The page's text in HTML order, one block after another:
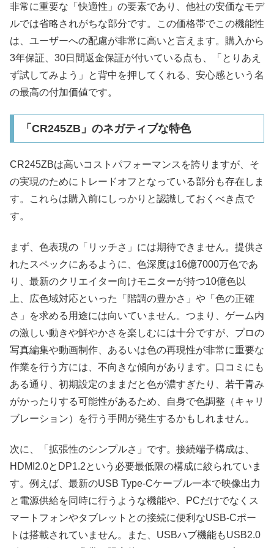
非常に重要な「快適性」の要素であり、他社の安価なモデ
ルでは省略されがちな部分です。この価格帯でこの機能性
は、ユーザーへの配慮が非常に高いと言えます。購入から
3年保証、30日間返金保証が付いている点も、「とりあえ
ず試してみよう」と背中を押してくれる、安心感という名
の最高の付加価値です。
「CR245ZB」のネガティブな特色
CR245ZBは高いコストパフォーマンスを誇りますが、そ
の実現のためにトレードオフとなっている部分も存在しま
す。これらは購入前にしっかりと認識しておくべき点で
す。
まず、色表現の「リッチさ」には期待できません。提供さ
れたスペックにあるように、色深度は16億7000万色であ
り、最新のクリエイター向けモニターが持つ10億色以
上、広色域対応といった「階調の豊かさ」や「色の正確
さ」を求める用途には向いていません。つまり、ゲーム内
の激しい動きや鮮やかさを楽しむには十分ですが、プロの
写真編集や動画制作、あるいは色の再現性が非常に重要な
作業を行う方には、不向きな傾向があります。口コミにも
ある通り、初期設定のままだと色が濃すぎたり、若干青み
がかったりする可能性があるため、自身で色調整（キャリ
ブレーション）を行う手間が発生するかもしれません。
次に、「拡張性のシンプルさ」です。接続端子構成は、
HDMI2.0とDP1.2という必要最低限の構成に絞られていま
す。例えば、最新のUSB Type-Cケーブル一本で映像出力
と電源供給を同時に行うような機能や、PCだけでなくス
マートフォンやタブレットとの接続に便利なUSB-Cポー
トは搭載されていません。また、USBハブ機能もUSB2.0